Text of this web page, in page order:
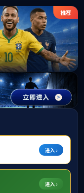
公司-Official
298找不到对应的栏